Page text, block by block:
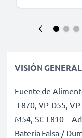
VISIÓN GENERAL
Fuente de
-L870, VP-D55,
M54, SC-L810 –
Batería Falsa /